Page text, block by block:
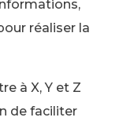
réaliser la
à X, Y et Z
de faciliter